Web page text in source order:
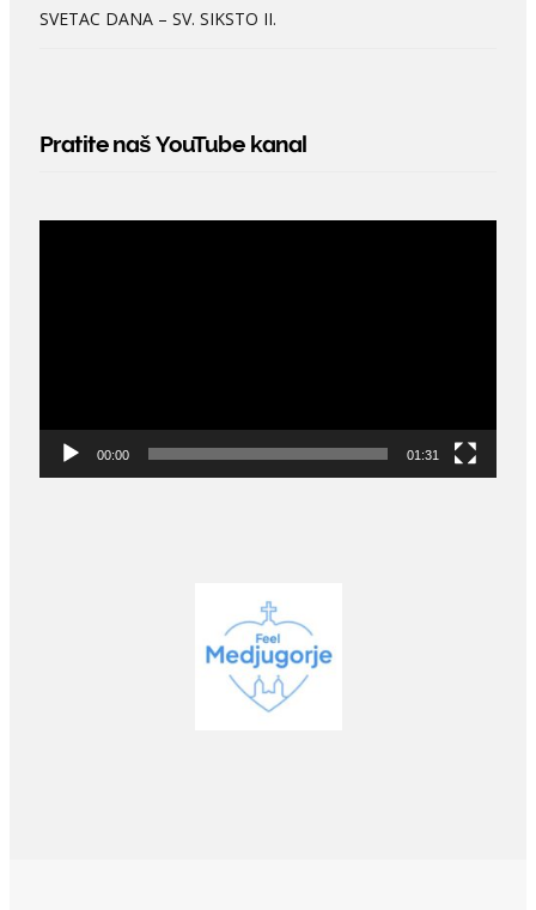
SVETAC DANA – SV. SIKSTO II.
Pratite naš YouTube kanal
00:00 01:31